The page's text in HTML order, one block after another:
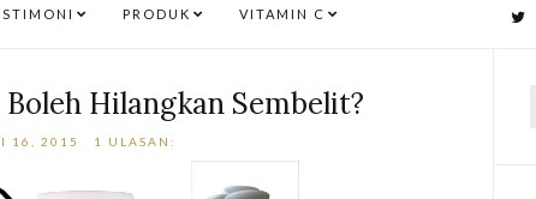
PRODUK VITAMIN C
Hilangkan Sembelit?
16, 2015 1 ULASAN: